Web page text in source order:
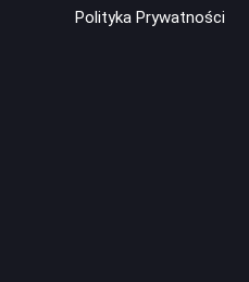
Polityka Prywatności